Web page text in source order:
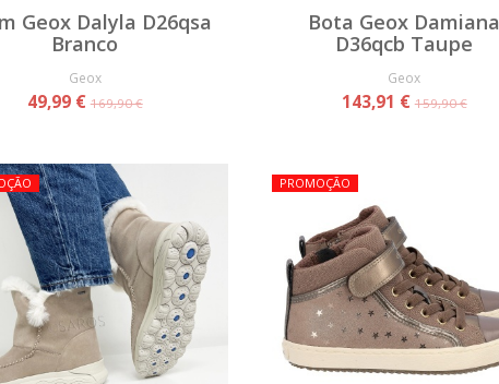
Geox Dalyla D26qsa
Branco
Geox
49,99 € 169,90 €
Bota Geox Damiana
D36qcb Taupe
Geox
143,91 €159,90 €
PROMOÇÃO